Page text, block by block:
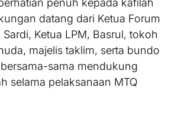
penuh kepada kafilah
datang dari Ketua Forum
Ketua LPM, Basrul, tokoh
majelis taklim, serta bundo
sama mendukung
selama pelaksanaan MTQ